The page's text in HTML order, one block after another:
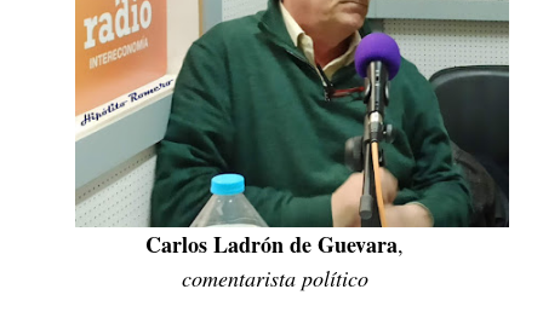
Carlos Ladrón de Guevara,
comentarista político